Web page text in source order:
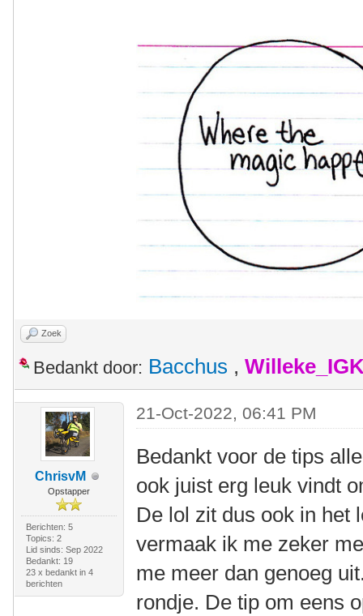
Zoek
Bedankt door: Bacchus ,
ChrisvM
Opstapper
Berichten: 5
Topics: 2
Lid sinds: Sep 2022
Bedankt: 19
23 x bedankt in 4
berichten
21-Oct-2022, 06:41 PM
Bedankt voor de tips
ook juist erg leuk vindt
De lol zit dus ook in het
vermaak ik me zeker
me meer dan genoeg
rondje. De tip om eens